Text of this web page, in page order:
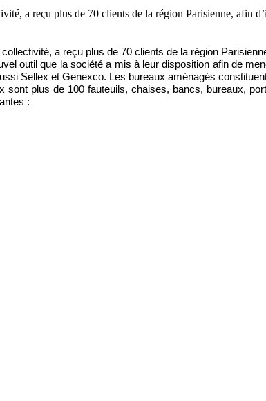
a reçu plus de 70 clients de la région Parisienne, afin
a reçu plus de 70 clients de la région
outil que la société a mis à leur disposition afin de
Sellex et Genexco. Les bureaux aménagés
plus de 100 fauteuils, chaises, bancs, bureaux,
: